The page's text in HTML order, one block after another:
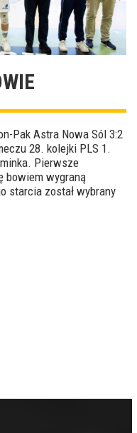
Pak Astra Nowa Sól 3:2
28. kolejki PLS 1.
Pierwsze
bowiem wygraną
starcia został wybrany